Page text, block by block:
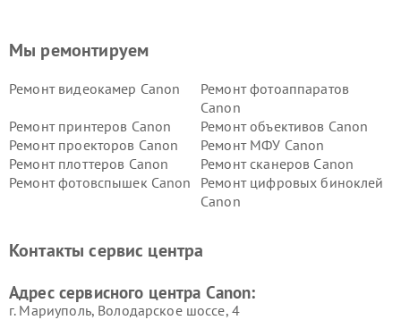
Мы ремонтируем
Ремонт видеокамер Canon
Ремонт фотоаппаратов
Canon
Ремонт принтеров Canon
Ремонт объективов Canon
Ремонт проекторов Canon
Ремонт МФУ Canon
Ремонт плоттеров Canon
Ремонт сканеров Canon
Ремонт фотовспышек Canon
Ремонт цифровых биноклей
Canon
Контакты сервис центра
Адрес сервисного центра Canon:
г. Мариуполь, Володарское шоссе, 4